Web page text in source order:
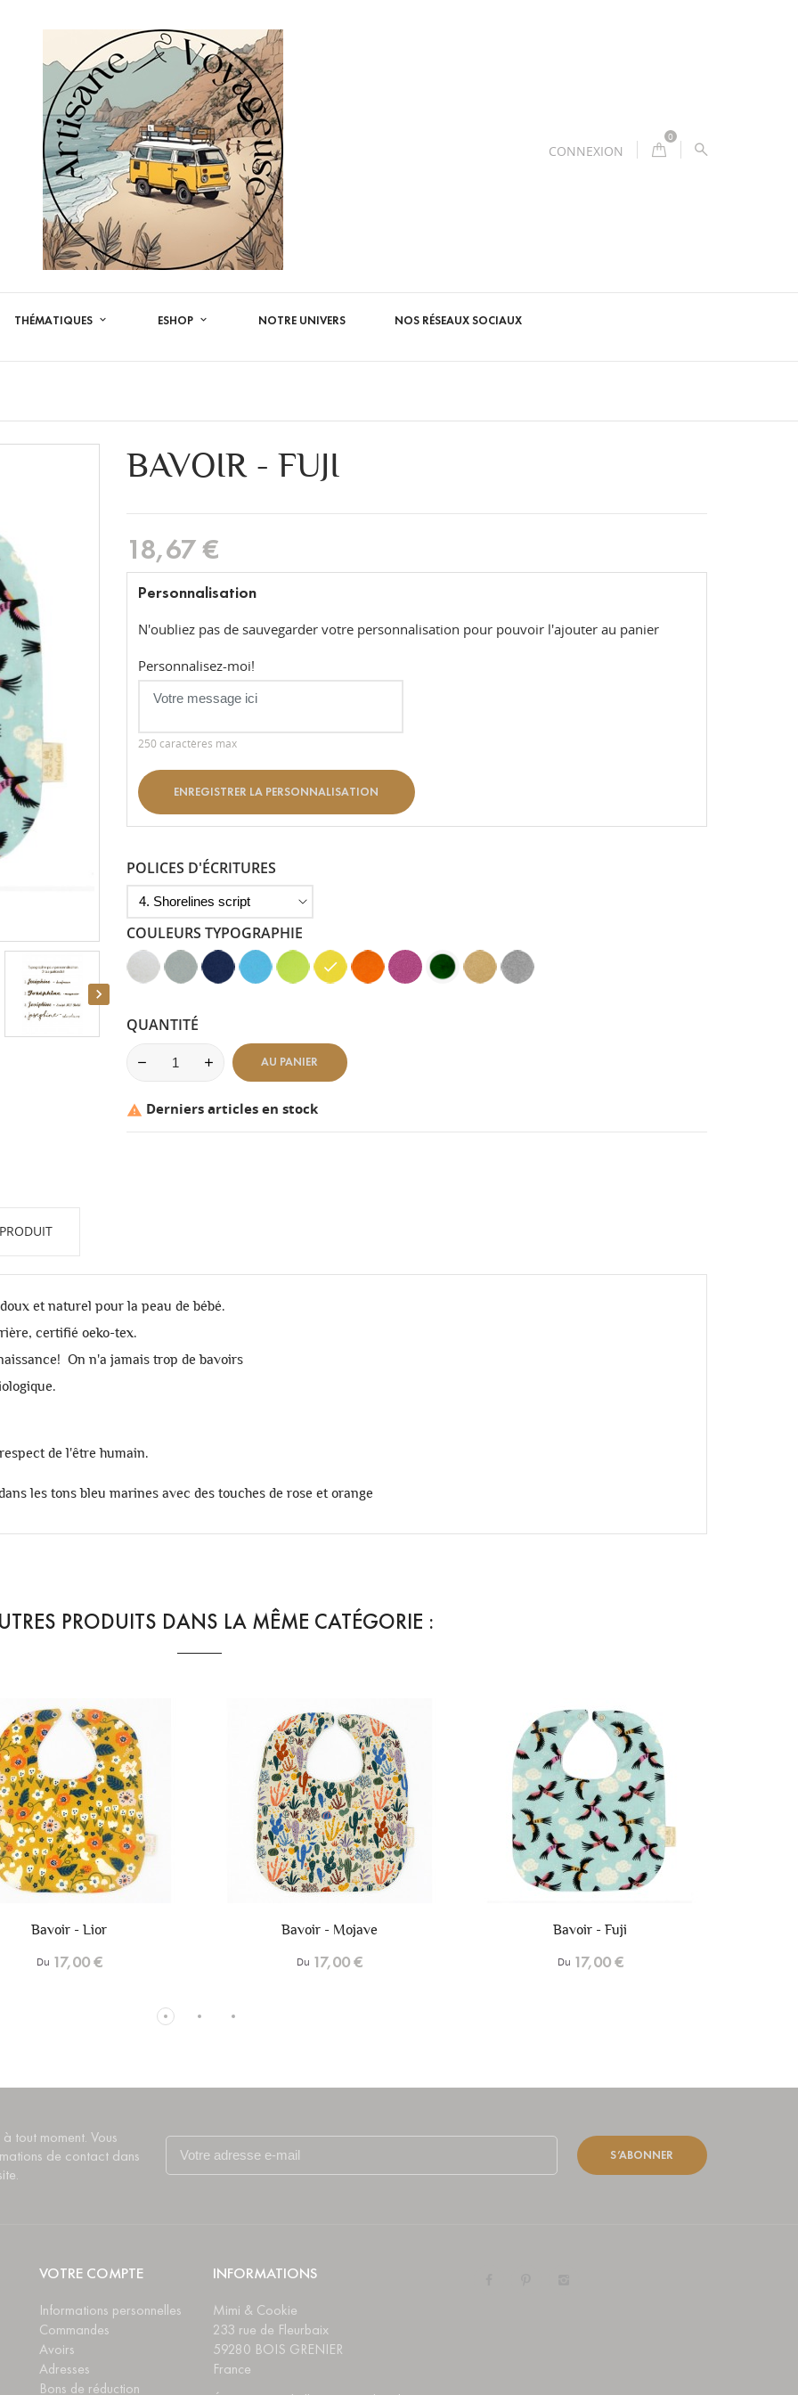
CONNEXION
0
THÉMATIQUES ESHOP NOTRE UNIVERS NOS RÉSEAUX SOCIAUX

BAVOIR - FUJI
18,67 €
Personnalisation
N'oubliez pas de sauvegarder votre personnalisation pour pouvoir l'ajouter au panier
Personnalisez-moi!
250 caractères max
ENREGISTRER LA PERSONNALISATION
POLICES D'ÉCRITURES
COULEURS TYPOGRAPHIE
Blanc
-
Gris
Clair
Aspect
Velours
Bleu
Marine
Bleu
Clair
Vert
Anis
Jaune
-
Mandarine
-
Rose
Foncé
Vert
soutenu
Doré
Clair
Argent
-
QUANTITÉ
AU PANIER
 Derniers articles en stock
et naturel pour la peau de bébé.
certifié oeko-tex.
On n'a jamais trop de bavoirs
de l'être humain.
les tons bleu marines avec des touches de rose et orange
PRODUITS DANS LA MÊME CATÉGORIE :
Bavoir - Mojave
Du 17,00 €
Bavoir - Fuji
Du 17,00 €
Bavoir - Archi
Du 17,00 €
tout moment. Vous
de contact dans
S’ABONNER
VOTRE COMPTE
Informations personnelles
Commandes
Avoirs
Adresses
Bons de réduction
INFORMATIONS
Mimi & Cookie
233 rue de Fleurbaix
59280 BOIS GRENIER
France